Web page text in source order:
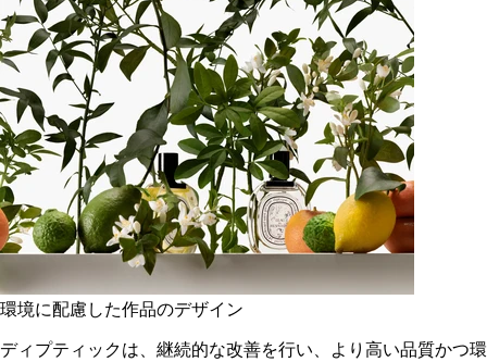
環境に配慮した作品のデザイン
ディプティックは、継続的な改善を行い、より高い品質かつ環